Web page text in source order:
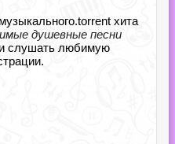
хита
душевные песни
и слушать любимую